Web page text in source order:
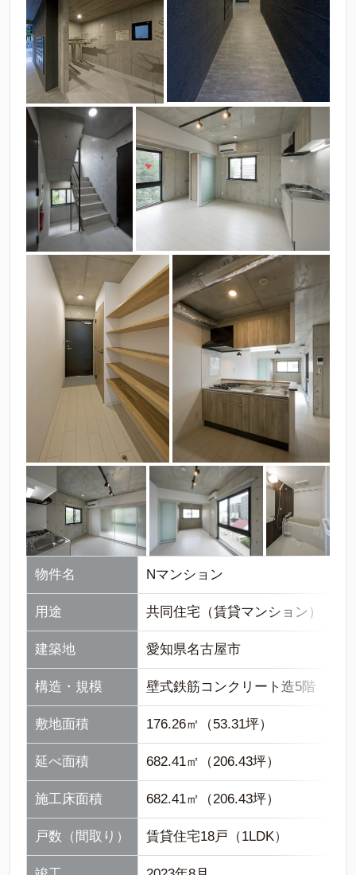
物件名 Nマンション
用途 共同住宅（賃貸マンション）
建築地 愛知県名古屋市
構造・規模 壁式鉄筋コンクリート造5階
敷地面積 176.26㎡（53.31坪）
延べ面積 682.41㎡（206.43坪）
施工床面積 682.41㎡（206.43坪）
戸数（間取り） 賃貸住宅18戸（1LDK）